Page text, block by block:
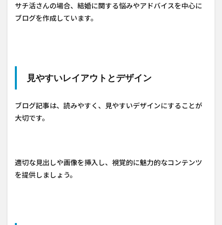
サチ活さんの場合、結婚に関する悩みやアドバイスを中心に
ブログを作成しています。
見やすいレイアウトとデザイン
ブログ記事は、読みやすく、見やすいデザインにすることが
大切です。
適切な見出しや画像を挿入し、視覚的に魅力的なコンテンツ
を提供しましょう。